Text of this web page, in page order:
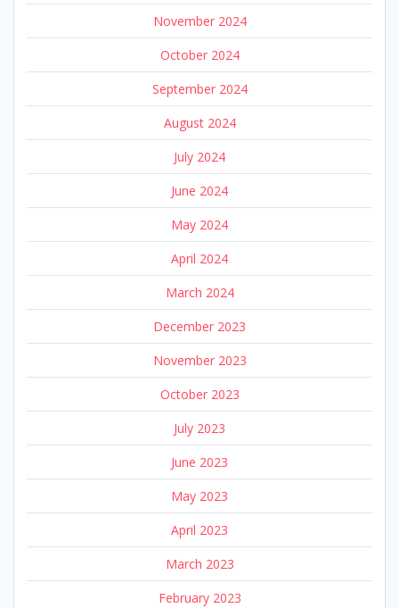
November 2024
October 2024
September 2024
August 2024
July 2024
June 2024
May 2024
April 2024
March 2024
December 2023
November 2023
October 2023
July 2023
June 2023
May 2023
April 2023
March 2023
February 2023